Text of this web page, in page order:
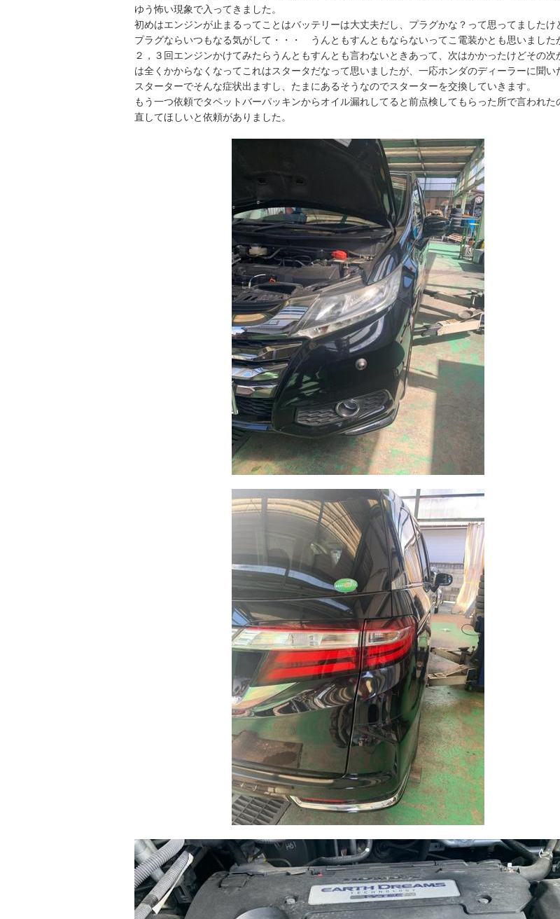
ゆう怖い現象で入ってきました。
初めはエンジンが止まるってことはバッテリーは大丈夫だし、プラグかな？って思ってましたけ
プラグならいつもなる気がして・・・ うんともすんともならないってこ電装かとも思いました
２，３回エンジンかけてみたらうんともすんとも言わないときあって、次はかかったけどその次
は全くかからなくなってこれはスタータだなって思いましたが、一応ホンダのディーラーに聞い
スターターでそんな症状出ますし、たまにあるそうなのでスターターを交換していきます。
もう一つ依頼でタペットバーパッキンからオイル漏れしてると前点検してもらった所で言われた
直してほしいと依頼がありました。